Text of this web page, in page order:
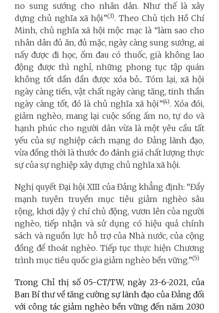
no sung sướng cho nhân dân. Như thế là xây
dựng chủ nghĩa xã hội”(3). Theo Chủ tịch Hồ Chí
Minh, chủ nghĩa xã hội mộc mạc là “làm sao cho
nhân dân đủ ăn, đủ mặc, ngày càng sung sướng, ai
nấy được đi học, ốm đau có thuốc, già không lao
động được thì nghỉ, những phong tục tập quán
không tốt dần dần được xóa bỏ... Tóm lại, xã hội
ngày càng tiến, vật chất ngày càng tăng, tinh thần
ngày càng tốt, đó là chủ nghĩa xã hội”(4). Xóa đói,
giảm nghèo, mang lại cuộc sống ấm no, tự do và
hạnh phúc cho người dân vừa là một yêu cầu tất
yếu của sự nghiệp cách mạng do Đảng lãnh đạo,
vừa đồng thời là thước đo đánh giá chất lượng thực
sự của sự nghiệp xây dựng chủ nghĩa xã hội.
Nghị quyết Đại hội XIII của Đảng khẳng định: “Đẩy
mạnh tuyên truyền mục tiêu giảm nghèo sâu
rộng, khơi dậy ý chí chủ động, vươn lên của người
nghèo, tiếp nhận và sử dụng có hiệu quả chính
sách và nguồn lực hỗ trợ của Nhà nước, của cộng
đồng để thoát nghèo. Tiếp tục thực hiện Chương
trình mục tiêu quốc gia giảm nghèo bền vững.”(5)
Trong Chỉ thị số 05-CT/TW, ngày 23-6-2021, của
Ban Bí thư về tăng cường sự lãnh đạo của Đảng đối
với công tác giảm nghèo bền vững đến năm 2030